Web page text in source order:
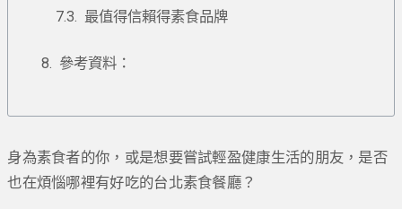
最值得信賴得素食品牌
參考資料：
身為素食者的你，或是想要嘗試輕盈健康生活的朋友，是否
也在煩惱哪裡有好吃的台北素食餐廳？